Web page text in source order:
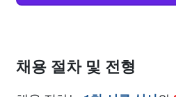
채용 절차 및 전형